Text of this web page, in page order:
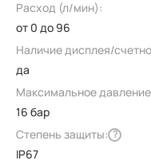
Расход (л/мин):
от 0 до 96
Наличие дисплея/
да
Максимальное
16 бар
Степень защиты: ?
IP67